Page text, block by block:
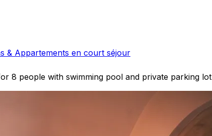
& Appartements en court séjour
8 people with swimming pool and private parking lot